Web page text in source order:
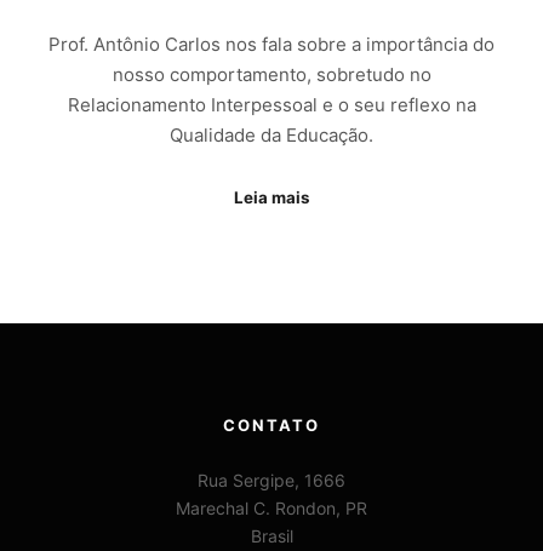
Prof. Antônio Carlos nos fala sobre a importância do
nosso comportamento, sobretudo no
Relacionamento Interpessoal e o seu reflexo na
Qualidade da Educação.
Leia mais
CONTATO
Rua Sergipe, 1666
Marechal C. Rondon, PR
Brasil